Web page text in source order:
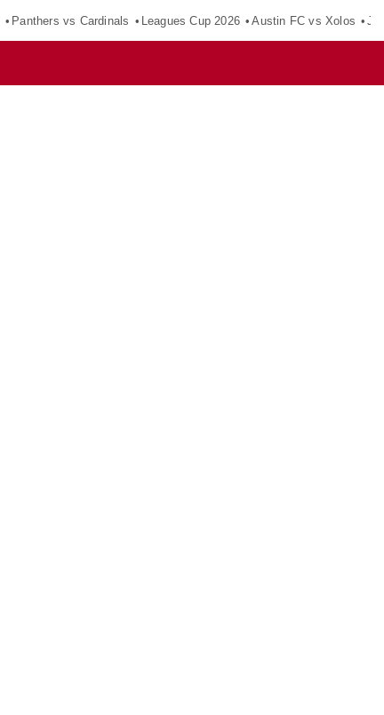
Panthers vs Cardinals Leagues Cup 2026 Austin FC vs Xolos